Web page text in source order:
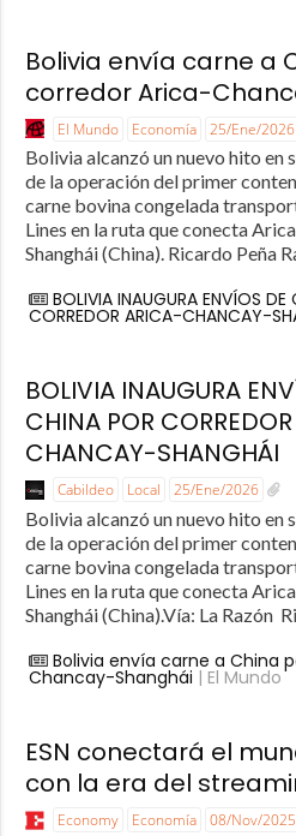
Bolivia envía carne a
corredor Arica-
El Mundo Economía 25/Ene/2026
Bolivia alcanzó un nuevo hito en
de la operación del primer
carne bovina congelada
Lines en la ruta que conecta
Shanghái (China). Ricardo Peña
BOLIVIA INAUGURA ENVÍOS DE
CORREDOR ARICA-CHANCAY-
BOLIVIA INAUGURA
CHINA POR
CHANCAY-SHANGHÁI
Cabildeo Local 25/Ene/2026
Bolivia alcanzó un nuevo hito en
de la operación del primer
carne bovina congelada
Lines en la ruta que conecta
Shanghái (China).Vía: La Razón
Bolivia envía carne a China
Chancay-Shanghái | El Mundo
ESN conectará el
con la era del
Economy Economía 08/Nov/2025